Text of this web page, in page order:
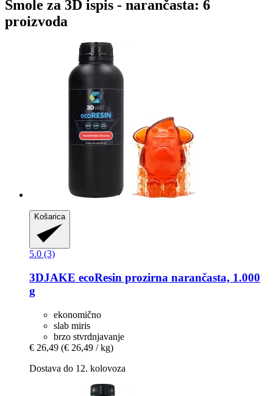
Smole za 3D ispis - narančasta: 6
proizvoda
Košarica
5.0 (3)
3DJAKE ecoResin prozirna narančasta, 1.000
g
ekonomično
slab miris
brzo stvrdnjavanje
€ 26,49 (€ 26,49 / kg)
Dostava do 12. kolovoza